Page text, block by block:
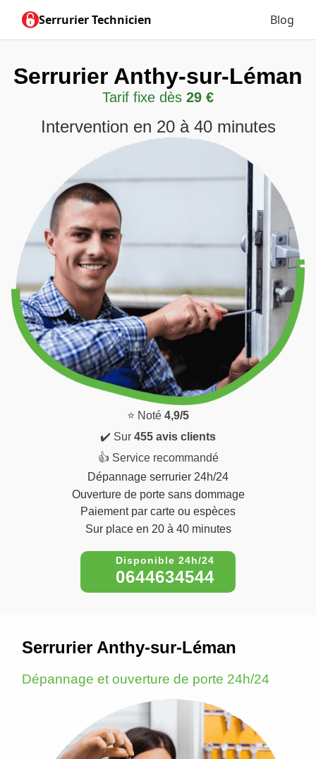
Serrurier Technicien Blog
Serrurier Anthy-sur-Léman
Tarif fixe dès 29 €
Intervention en 20 à 40 minutes
⭐ Noté 4,9/5
✔️ Sur 455 avis clients
👍 Service recommandé
Dépannage serrurier 24h/24
Ouverture de porte sans dommage
Paiement par carte ou espèces
Sur place en 20 à 40 minutes
0644634544
Serrurier Anthy-sur-Léman
Dépannage et ouverture de porte 24h/24